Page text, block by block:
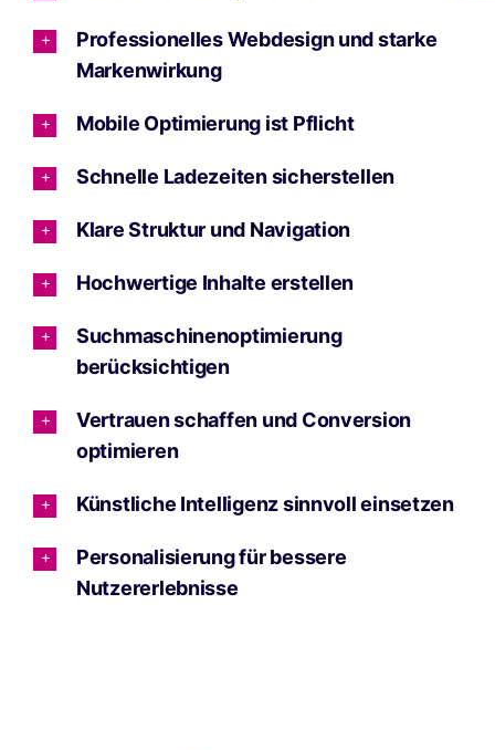
Professionelles Webdesign und starke
Markenwirkung
Mobile Optimierung ist Pflicht
Schnelle Ladezeiten sicherstellen
Klare Struktur und Navigation
Hochwertige Inhalte erstellen
Suchmaschinenoptimierung
berücksichtigen
Vertrauen schaffen und Conversion
optimieren
Künstliche Intelligenz sinnvoll einsetzen
Personalisierung für bessere
Nutzererlebnisse